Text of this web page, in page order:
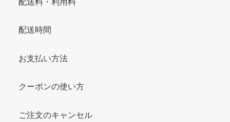
配送時間
お支払い方法
クーポンの使い方
ご注文のキャンセル